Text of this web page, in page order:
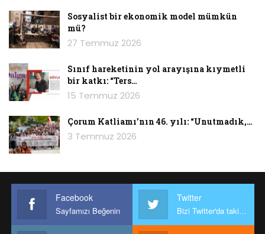
Sosyalist bir ekonomik model mümkün
mü?
27 Temmuz 2026
Sınıf hareketinin yol arayışına kıymetli
bir katkı: “Ters…
15 Temmuz 2026
Çorum Katliamı’nın 46. yılı: “Unutmadık,…
3 Temmuz 2026
Facebook
Sayfamızı Beğenin
Twitter
Bizi Twitter'da takip edin